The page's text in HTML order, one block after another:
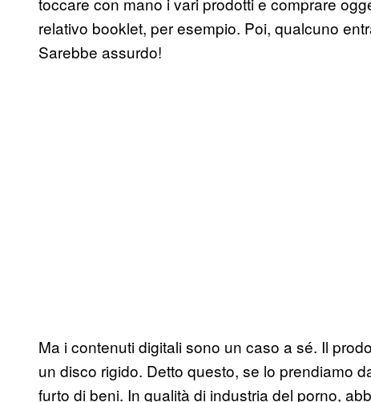
relativo booklet, per esempio. Poi, qualcuno
Sarebbe assurdo!
Ma i contenuti digitali sono un caso a sé. Il
un disco rigido. Detto questo, se lo prendiamo
furto di beni. In qualità di industria del porno,